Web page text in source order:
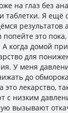
на глаз без
таблетки. Я ещё
результатов
попейте это
когда домой
для
У меня
до
это лекарство,
с низким
вызывают